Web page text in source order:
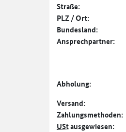
Straße:
PLZ / Ort:
Bundesland:
Ansprechpartner:
Abholung:
Versand:
Zahlungs­methoden:
UStausgewiesen: